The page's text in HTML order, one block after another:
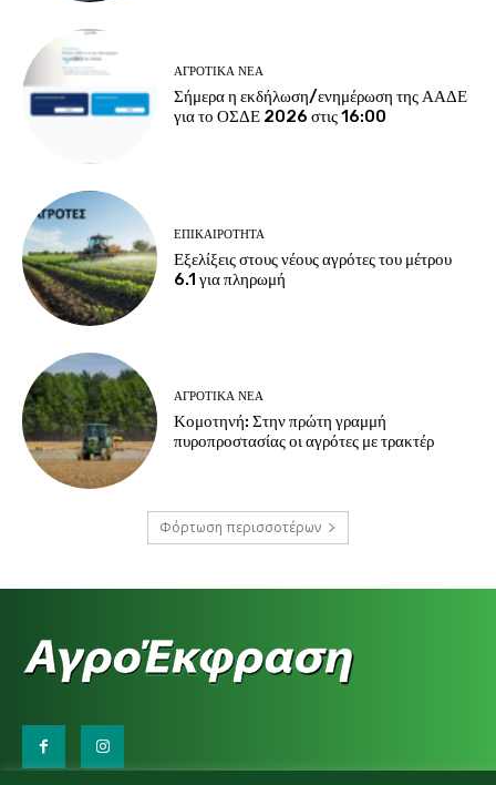
ΑΓΡΟΤΙΚΆ ΝΈΑ
Σήμερα η εκδήλωση/ενημέρωση της ΑΑΔΕ
για το ΟΣΔΕ 2026 στις 16:00
ΕΠΙΚΑΙΡΌΤΗΤΑ
Εξελίξεις στους νέους αγρότες του μέτρου
6.1 για πληρωμή
ΑΓΡΟΤΙΚΆ ΝΈΑ
Κομοτηνή: Στην πρώτη γραμμή
πυροπροστασίας οι αγρότες με τρακτέρ
Φόρτωση περισσοτέρων